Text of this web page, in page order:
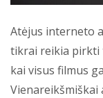
Atėjus interneto
tikrai reikia pirkti
kai visus filmus
Vienareikšmiškai